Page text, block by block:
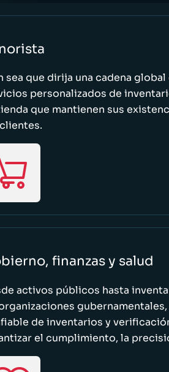
sea que dirija una cadena
personalizados de
que mantienen sus
finanzas y salud
activos públicos hasta
de inventarios y
el cumplimiento, la